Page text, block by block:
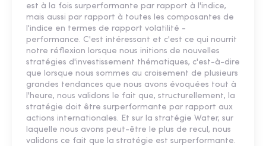
est à la fois surperformante par rapport à l'indice,
mais aussi par rapport à toutes les composantes de
l'indice en termes de rapport volatilité -
performance. C'est intéressant et c'est ce qui nourrit
notre réflexion lorsque nous initions de nouvelles
stratégies d'investissement thématiques, c'est-à-dire
que lorsque nous sommes au croisement de plusieurs
grandes tendances que nous avons évoquées tout à
l'heure, nous validons le fait que, structurellement, la
stratégie doit être surperformante par rapport aux
actions internationales. Et sur la stratégie Water, sur
laquelle nous avons peut-être le plus de recul, nous
validons ce fait que la stratégie est surperformante.